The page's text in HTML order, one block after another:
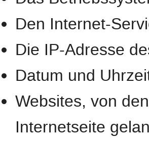
Den Internet-
Die IP-Adresse
Datum und
Websites, von
Internetseite